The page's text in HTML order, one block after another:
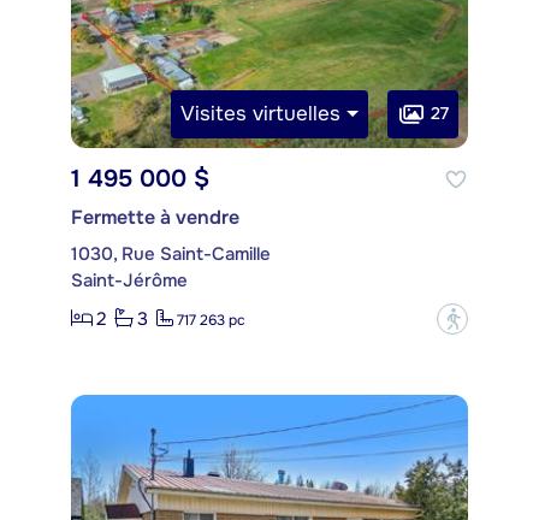
Visites virtuelles 27
1 495 000 $
Fermette à vendre
1030, Rue Saint-Camille
Saint-Jérôme
2
3 717 263 pc ?